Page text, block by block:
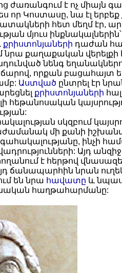
ժառանգում է ոչ միայն
որ Կոստասը, նա էլ
հետ մեղմ էր,
մյուս
քրիստոնյաների դաժան
նրա քաղաքական
նենգ
որքան բացահայտ
Աստված ընտրել էր
քրիստոնյաների
հեթանոսական
սկզբում
մի քանի
ինչի
Այդ
է հերթով
ճանապարհին նրան
են նրա հավատը և
հաղթահարմանը: